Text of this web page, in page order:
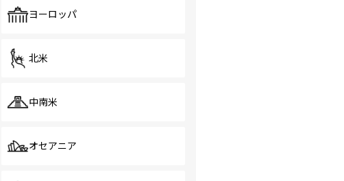
ヨーロッパ
北米
中南米
オセアニア